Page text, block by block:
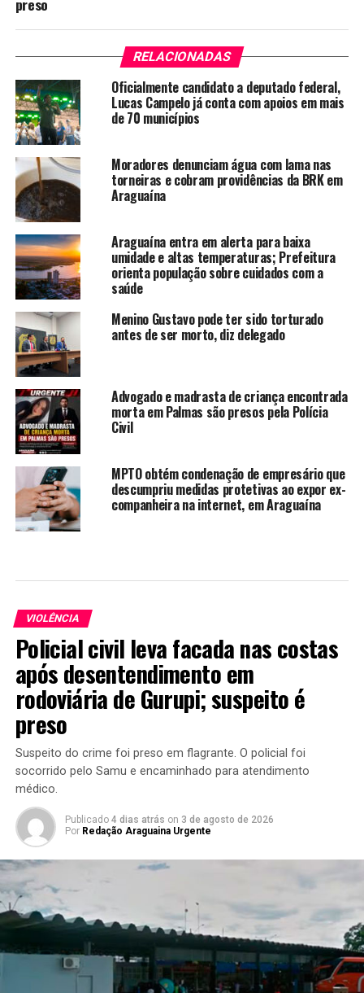
preso
RELACIONADAS
Oficialmente candidato a deputado federal,
Lucas Campelo já conta com apoios em mais
de 70 municípios
Moradores denunciam água com lama nas
torneiras e cobram providências da BRK em
Araguaína
Araguaína entra em alerta para baixa
umidade e altas temperaturas; Prefeitura
orienta população sobre cuidados com a
saúde
Menino Gustavo pode ter sido torturado
antes de ser morto, diz delegado
Advogado e madrasta de criança encontrada
morta em Palmas são presos pela Polícia
Civil
MPTO obtém condenação de empresário que
descumpriu medidas protetivas ao expor ex-
companheira na internet, em Araguaína
VIOLÊNCIA
Policial civil leva facada nas costas
após desentendimento em
rodoviária de Gurupi; suspeito é
preso
Suspeito do crime foi preso em flagrante. O policial foi
socorrido pelo Samu e encaminhado para atendimento
médico.
Publicado 4 dias atrás on 3 de agosto de 2026
Por Redação Araguaina Urgente